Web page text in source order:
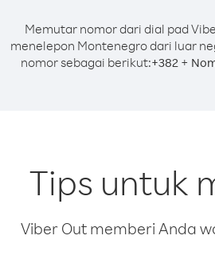
Memutar nomor dari dial pad
menelepon Montenegro dari luar
nomor sebagai berikut:+382 +
Tips untuk
Viber Out memberi Anda